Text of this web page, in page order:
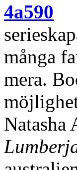
många
mera.
Natasha